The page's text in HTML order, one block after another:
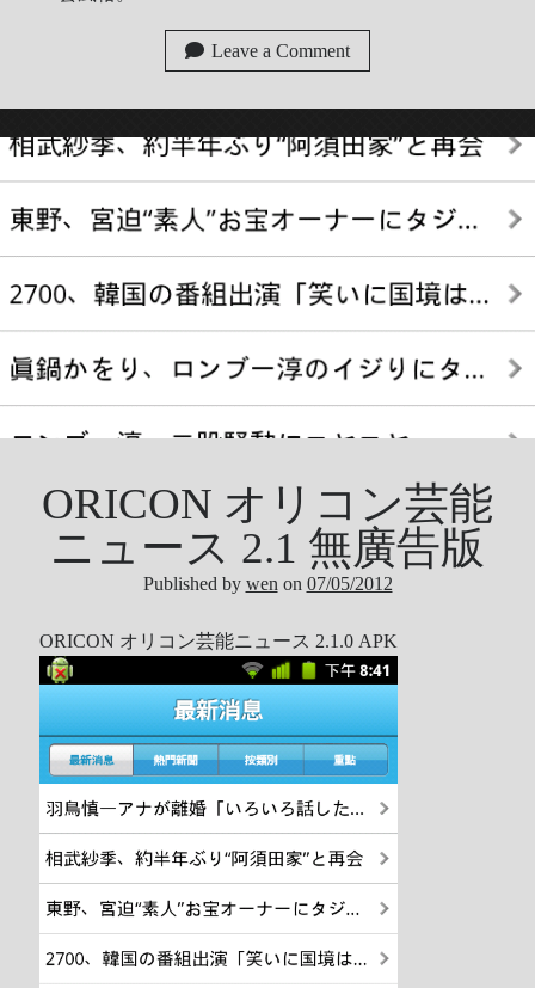
Leave a Comment
ORICON オリコン芸能
ニュース 2.1 無廣告版
Published by wen on 07/05/2012
ORICON オリコン芸能ニュース 2.1.0 APK